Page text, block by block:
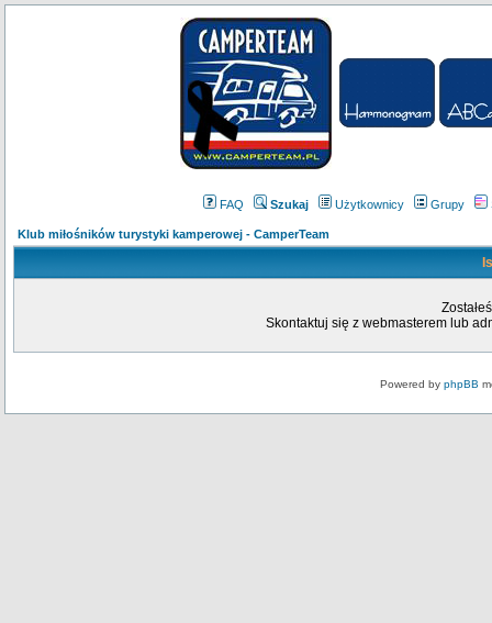
FAQ Szukaj Użytkownicy Grupy
Klub miłośników turystyki kamperowej - CamperTeam
Skontaktuj się z webmasterem lub
Powered by phpBB